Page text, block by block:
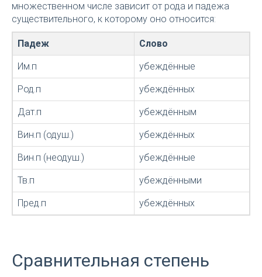
множественном числе зависит от рода и падежа
существительного, к которому оно относится:
Падеж Слово
Им.п убеждённые
Род.п убеждённых
Дат.п убеждённым
Вин.п (одуш.) убеждённых
Вин.п (неодуш.) убеждённые
Тв.п убеждёнными
Пред.п убеждённых
Сравнительная степень